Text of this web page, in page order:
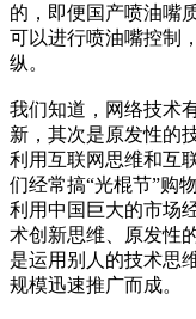
的，即便国产喷油嘴
可以进行喷油嘴控制
纵。
我们知道，网络技术
新，其次是原发性的
利用互联网思维和互
们经常搞“光棍节”购
利用中国巨大的市场
术创新思维、原发性
是运用别人的技术思
规模迅速推广而成。